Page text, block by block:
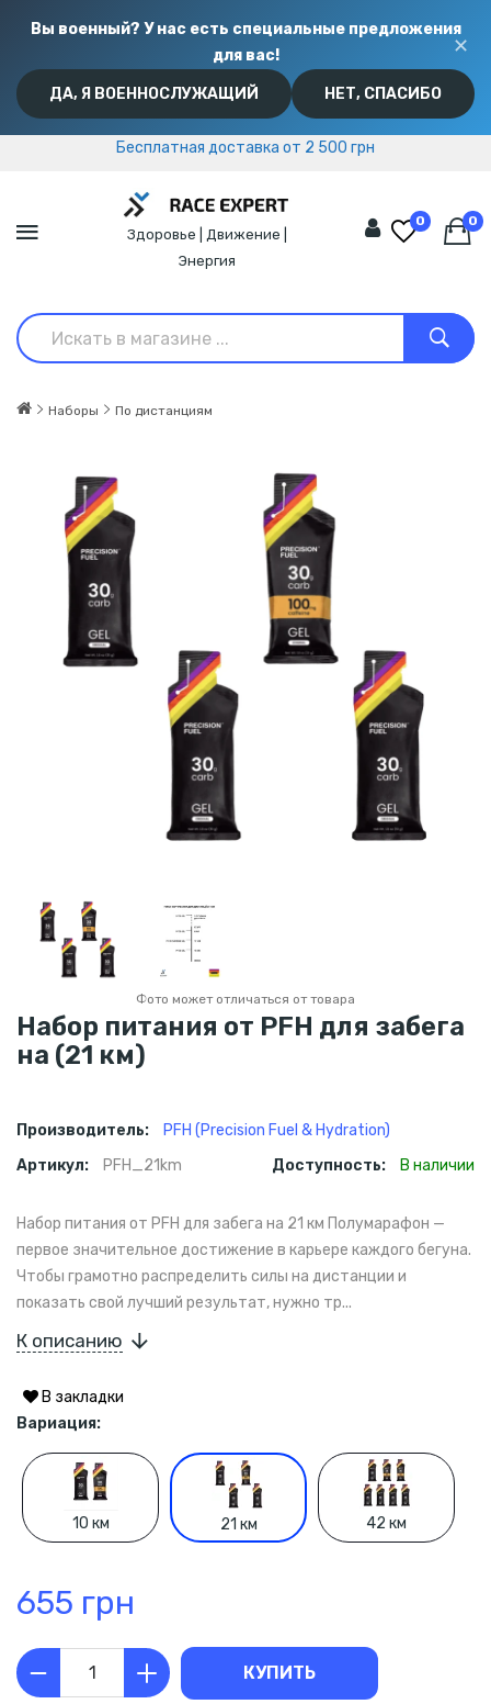
Вы военный? У нас есть специальные предложения
для вас!
ДА, Я ВОЕННОСЛУЖАЩИЙ НЕТ, СПАСИБО
✕
Бесплатная доставка от 2 500 грн
Бесплатная доставка от 2 500 грн
Здоровье | Движение |
Энергия
0 0
Наборы По дистанциям
Фото может отличаться от товара
Набор питания от PFH для забега
на (21 км)
Производитель:
PFH (Precision Fuel & Hydration)
Артикул:
PFH_21km Доступность: В наличии
Набор питания от PFH для забега на 21 км Полумарафон —
первое значительное достижение в карьере каждого бегуна.
Чтобы грамотно распределить силы на дистанции и
показать свой лучший результат, нужно тр...
К описанию
В закладки
Вариация:
10 км 21 км 42 км
655 грн
КУПИТЬ